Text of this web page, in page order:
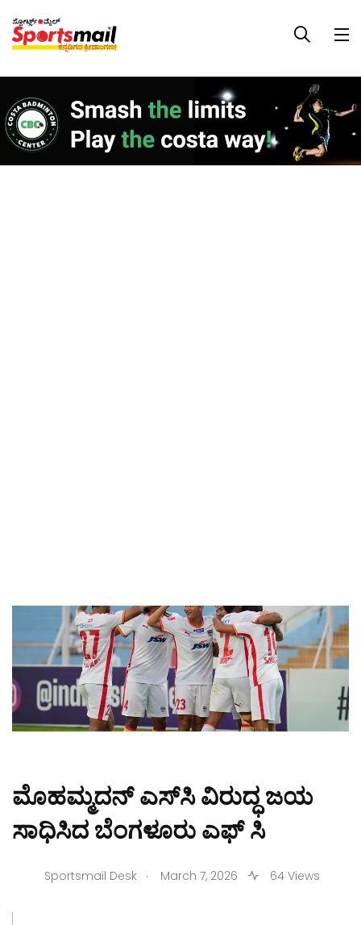
ಮೊಹಮ್ಮದನ್ ಎಸ್‌ಸಿ ವಿರುದ್ಧ ಜಯ
ಸಾಧಿಸಿದ ಬೆಂಗಳೂರು ಎಫ್ ಸಿ
Sportsmail Desk . March 7, 2026 64 Views